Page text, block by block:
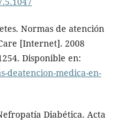
Normas de atención
[Internet]. 2008
Disponible en:
deatencion-medica-en-
Diabética. Acta